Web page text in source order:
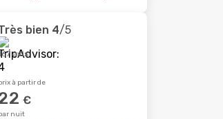
bien 4/5
avis
à partir de
€
nuit